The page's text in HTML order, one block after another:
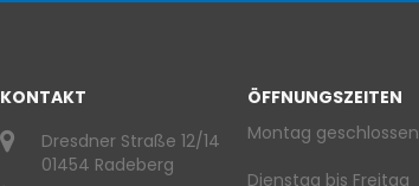
KONTAKT
Dresdner Straße 12/14
01454 Radeberg
ÖFFNUNGSZEITEN
Montag geschlossen
Dienstag bis Freitag